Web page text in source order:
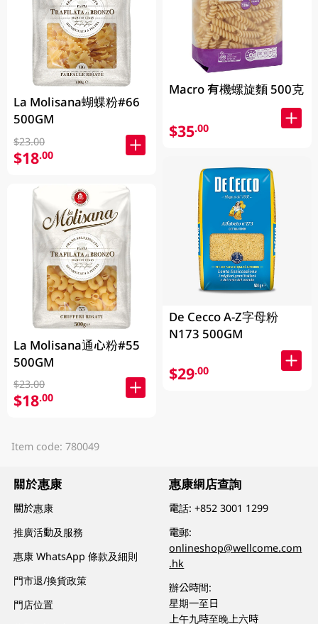
La Molisana蝴蝶粉#66
500GM
$23.00
$18.00
La Molisana通心粉#55
500GM
$23.00
$18.00
Macro 有機螺旋麵 500克
$35.00
De Cecco A-Z字母粉
N173 500GM
$29.00
Item code: 780049
關於惠康
關於惠康
推廣活動及服務
惠康 WhatsApp 條款及細則
門市退/換貨政策
門店位置
惠康網店查詢
電話:+852 3001 1299
電郵:
onlineshop@wellcome.com
.hk
辦公時間:
星期一至日
上午九時至晚上六時